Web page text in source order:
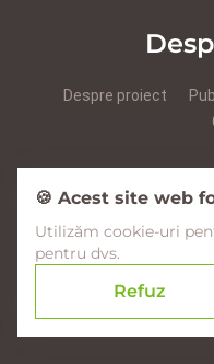
Despre proiect
Facebook
©
🍪 Acest site web
Utilizăm cookie-uri
pentru dvs.
Refuz